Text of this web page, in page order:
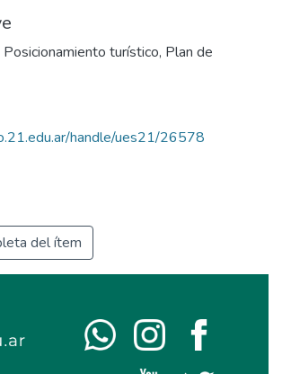
Posicionamiento turístico, Plan de
handle/ues21/26578
del ítem